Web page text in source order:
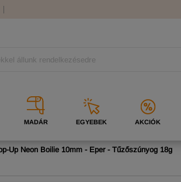
MADÁR EGYEBEK AKCIÓK
Up Neon Boilie 10mm - Eper - Tűzőszúnyog 18g